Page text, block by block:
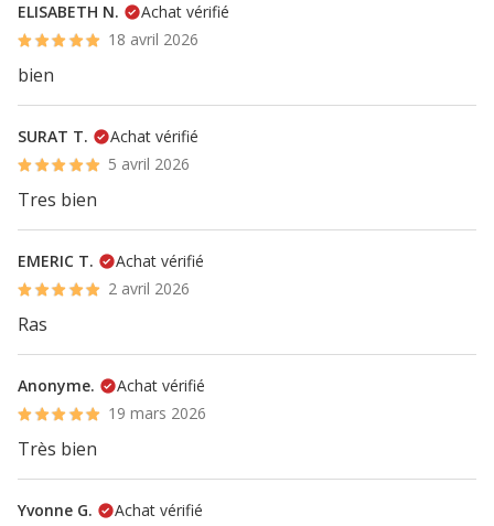
ELISABETH N.
Achat vérifié
18 avril 2026
bien
SURAT T.
Achat vérifié
5 avril 2026
Tres bien
EMERIC T.
Achat vérifié
2 avril 2026
Ras
Anonyme.
Achat vérifié
19 mars 2026
Très bien
Yvonne G.
Achat vérifié